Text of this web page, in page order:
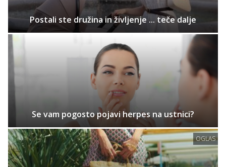
Postali ste družina in življenje ... teče dalje
Se vam pogosto pojavi herpes na ustnici?
OGLAS